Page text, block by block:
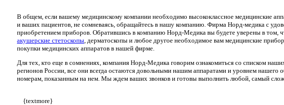
В общем, если вашему медицинскому компании необходимо высококлассное медицинские
и ваших пациентов, не сомневаясь, обращайтесь в нашу компанию. Фирма Норд-медика с
приобретением приборов. Обратившись в компанию Норд-Медика вы будете уверены в том,
акушерские стетоскопы, дерматоскопы и любое другое необходимое вам медицинские
покупки медицинских аппаратов в нашей фирме.
Для тех, кто еще в сомнениях, компания Норд-Медика говорим ознакомиться со списком
регионов России, все они всегда остаются довольными нашим аппаратами и уровнем
номерам, показанным на нем. Мы ждем ваших звонков и готовы выполнить любой, самый
{textmore}